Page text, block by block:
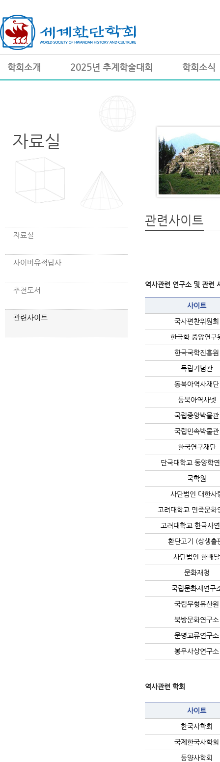
학회소개 2025년 추계학술대회 학회소식
자료실
자료실
사이버유적답사
추천도서
관련사이트
관련사이트
역사관련 연구소 및 관련
사이트
국사편찬위원회
한국학 중앙연구
한국국학진흥원
독립기념관
동북아역사재단
동북아역사넷
국립중앙박물관
국립민속박물관
한국연구재단
단국대학교 동양학
국학원
사단법인 대한사
고려대학교 민족문화
고려대학교 한국사
환단고기 (상생출
사단법인 한배달
문화재청
국립문화재연구
국립무형유산원
북방문화연구소
문명교류연구소
봉우사상연구소
역사관련 학회
사이트
한국사학회
국제한국사학회
동양사학회